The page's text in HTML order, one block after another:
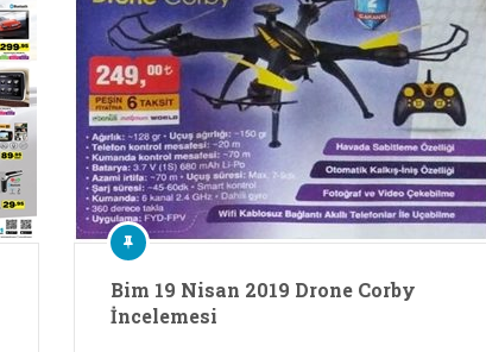
Bim 19 Nisan 2019 Drone Corby
İncelemesi